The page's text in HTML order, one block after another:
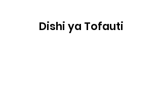
Dishi ya Tofauti